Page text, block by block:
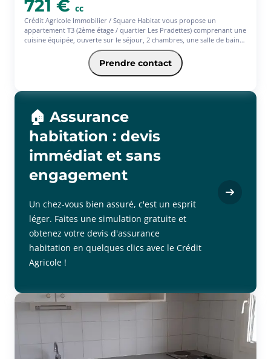
721 € cc
Crédit Agricole Immobilier / Square Habitat vous propose un
appartement T3 (2ème étage / quartier Les Pradettes) comprenant une
cuisine équipée, ouverte sur le séjour, 2 chambres, une salle de bains
aménagée avec meuble sous vasque et baignoire. Mise à disposition
balcon Environnement Honoraires de location (TTC) à la charge du
locataire pour la réalisation des services suivants : visites, constitution
de dossier, frais de rédaction de bail, état des lieux. Dépôt de garantie,
Prendre contact
🏠 Assurance
habitation : devis
immédiat et sans
engagement
Un chez-vous bien assuré, c'est un esprit
léger. Faites une simulation gratuite et
obtenez votre devis d'assurance
habitation en quelques clics avec le Crédit
Agricole !